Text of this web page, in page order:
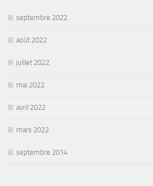
septembre 2022
août 2022
juillet 2022
mai 2022
avril 2022
mars 2022
septembre 2014